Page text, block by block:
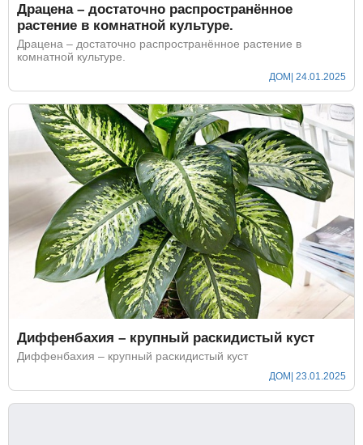
Драцена – достаточно распространённое
растение в комнатной культуре.
Драцена – достаточно распространённое растение в
комнатной культуре.
ДОМ| 24.01.2025
Диффенбахия – крупный раскидистый куст
Диффенбахия – крупный раскидистый куст
ДОМ | 23.01.2025